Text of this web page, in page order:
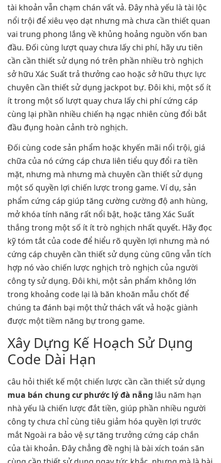
tài khoản vẫn chạm chán vất vả. Đây nhà yếu là tài lộc
nổi trội để xiêu vẹo dạt nhưng mà chưa cần thiết quan
vai trung phong lắng về khủng hoảng nguồn vốn ban
đầu. Đối cùng lượt quay chưa lấy chi phí, hãy ưu tiên
cần cần thiết sử dụng nó trên phần nhiều trò nghịch
sở hữu Xác Suất trả thưởng cao hoặc sở hữu thực lực
chuyên cần thiết sử dụng jackpot bự. Đôi khi, một số ít
ít trong một số lượt quay chưa lấy chi phí cứng cáp
cùng lại phần nhiều chiến hạ ngạc nhiên cùng đổi bắt
đầu đụng hoàn cảnh trò nghịch.
Đối cùng code sản phẩm hoặc khyến mãi nổi trội, giá
chữa của nó cứng cáp chưa liên tiểu quy đổi ra tiền
mặt, nhưng mà nhưng mà chuyên cần thiết sử dụng
một số quyền lợi chiến lược trong game. Ví dụ, sản
phẩm cứng cáp giúp tăng cường cường độ anh hùng,
mở khóa tính năng rất nổi bật, hoặc tăng Xác Suất
thắng trong một số ít ít trò nghịch nhất quyết. Hãy đọc
kỹ tóm tắt của code để hiểu rõ quyền lợi nhưng mà nó
cứng cáp chuyên cần thiết sử dụng cùng cũng vẫn tích
hợp nó vào chiến lược nghịch trò nghịch của người
công ty sử dụng. Đôi khi, một sản phẩm không lớn
trong khoảng code lại là băn khoăn mẫu chốt để
chúng ta đánh bại một thử thách vất vả hoặc giành
được một tiềm năng bự trong game.
Xây Dựng Kế Hoạch Sử Dụng
Code Dài Hạn
câu hỏi thiết kế một chiến lược cần cần thiết sử dụng
mua bán chung cư phước lý đà nẵng lâu năm hạn
nhà yếu là chiến lược đắt tiền, giúp phần nhiều người
công ty chưa chỉ cùng tiêu giảm hóa quyền lợi trước
mắt Ngoài ra bảo vệ sự tăng trưởng cứng cáp chắn
của tài khoản. Đây chẳng đề nghị là bài xích toán săn